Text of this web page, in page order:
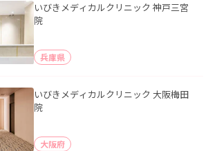
いびきメディカルクリニック 神戸三宮
院
兵庫県
いびきメディカルクリニック 大阪梅田
院
大阪府